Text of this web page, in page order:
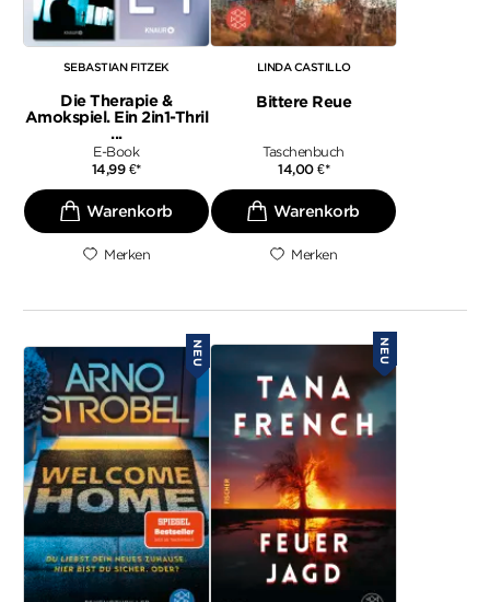
SEBASTIAN FITZEK
Die Therapie &
Amokspiel. Ein 2in1-Thril
...
E-Book
14,99 €*
Merken
LINDA CASTILLO
Bittere Reue
Taschenbuch
14,00€*
Merken
NEU NEU